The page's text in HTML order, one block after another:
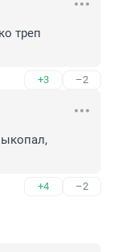
треп
+3 –2
+4 –2